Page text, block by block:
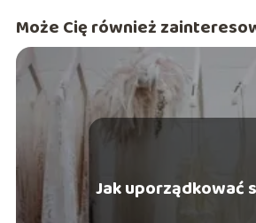
Może Cię również
Jak uporządkować